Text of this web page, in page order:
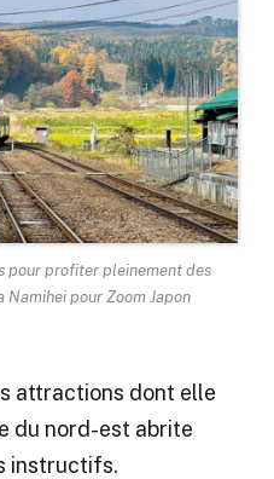
pour profiter pleinement des
Namihei pour Zoom Japon
attractions dont elle
du nord-est abrite
instructifs.